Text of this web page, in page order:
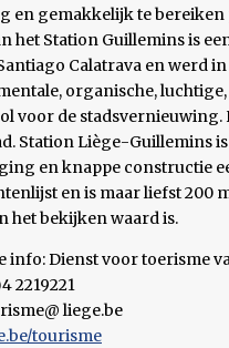
en gemakkelijk te bereiken
het Station Guillemins is
Calatrava en werd
organische,
voor de
Station Liège-Guillemins
en knappe constructie
en is maar liefst 200
het bekijken waard is.
info: Dienst voor toerisme
2219221
liege.be
tourisme